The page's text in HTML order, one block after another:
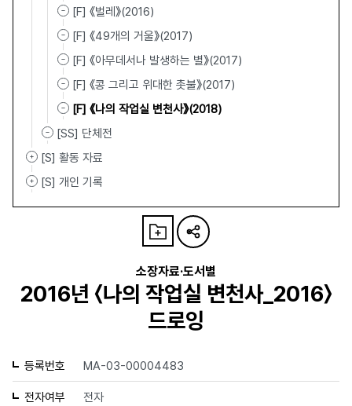
[F] 《벌레》(2016)
[F] 《49개의 거울》(2017)
[F] 《아무데서나 발생하는 별》(2017)
[F] 《콩 그리고 위대한 촛불》(2017)
[F] 《나의 작업실 변천사》(2018)
[SS] 단체전
[S] 활동 자료
[S] 개인 기록
소장자료·도서별
2016년 〈나의 작업실 변천사_2016〉
드로잉
등록번호 MA-03-00004483
전자여부 전자